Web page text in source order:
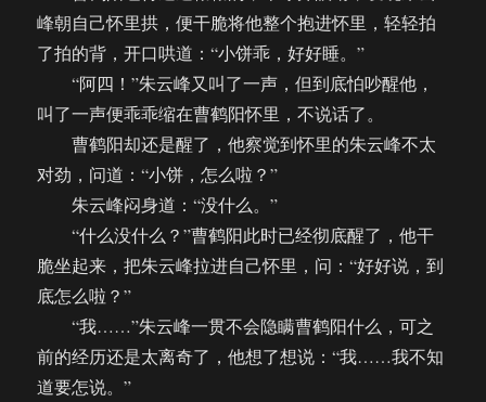
峰朝自己怀里拱，便干脆将他整个抱进怀里，轻轻拍
了拍的背，开口哄道：“小饼乖，好好睡。”
“阿四！”朱云峰又叫了一声，但到底怕吵醒他，
叫了一声便乖乖缩在曹鹤阳怀里，不说话了。
曹鹤阳却还是醒了，他察觉到怀里的朱云峰不太
对劲，问道：“小饼，怎么啦？”
朱云峰闷身道：“没什么。”
“什么没什么？”曹鹤阳此时已经彻底醒了，他干
脆坐起来，把朱云峰拉进自己怀里，问：“好好说，到
底怎么啦？”
“我……”朱云峰一贯不会隐瞒曹鹤阳什么，可之
前的经历还是太离奇了，他想了想说：“我……我不知
道要怎说。”